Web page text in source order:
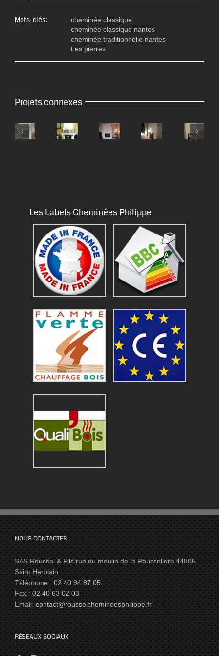
Mots-clés:
cheminée classique
cheminée classique nantes
cheminée traditionnelle nantes
Les pierres
Projets connexes
Les Labels Cheminées Philippe
NOUS CONTACTER
SAS Roussel & Fils rue du moulin de la Rousseliere 44805
Saint Herblain
Téléphone :02 40 94 87 05
Fax :02 40 63 02 03
Email:contact@rousselchemineesphilippe.fr
RÉSEAUX SOCIAUX